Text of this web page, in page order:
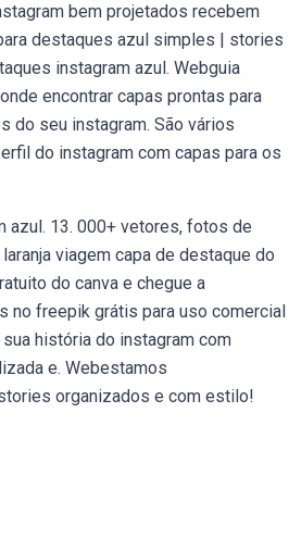
bem projetados recebem
destaques azul simples | stories
instagram azul. Webguia
encontrar capas prontas para
do seu instagram. São vários
do instagram com capas para os
azul. 13. 000+ vetores, fotos de
viagem capa de destaque do
do canva e chegue a
no freepik grátis para uso comercial
história do instagram com
e. Webestamos
organizados e com estilo!